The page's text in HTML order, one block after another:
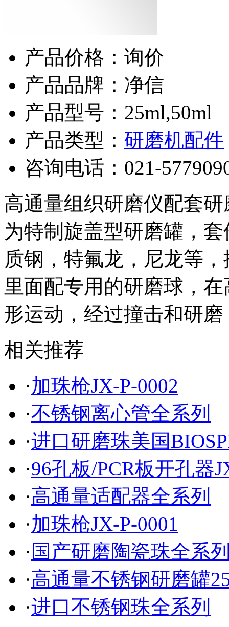
产品价格：询价
产品品牌：净信
产品型号：25ml,50ml
产品类型： 研磨机配件
咨询电话： 021-
高通量组织研磨仪配套
为特制旋盖型研磨罐，
质钢，特氟龙，尼龙等
里面配专用的研磨球，
形运动，经过撞击和研
相关推荐
·加珠枪JX-P-0002
·不锈钢离心管全系列
·进口研磨珠美国
·96孔板/PCR板开孔器
·高通量适配器全系列
·加珠枪JX-P-0001
· 国产研磨陶瓷珠全系
·高通量不锈钢研磨罐
·进口不锈钢珠全系列